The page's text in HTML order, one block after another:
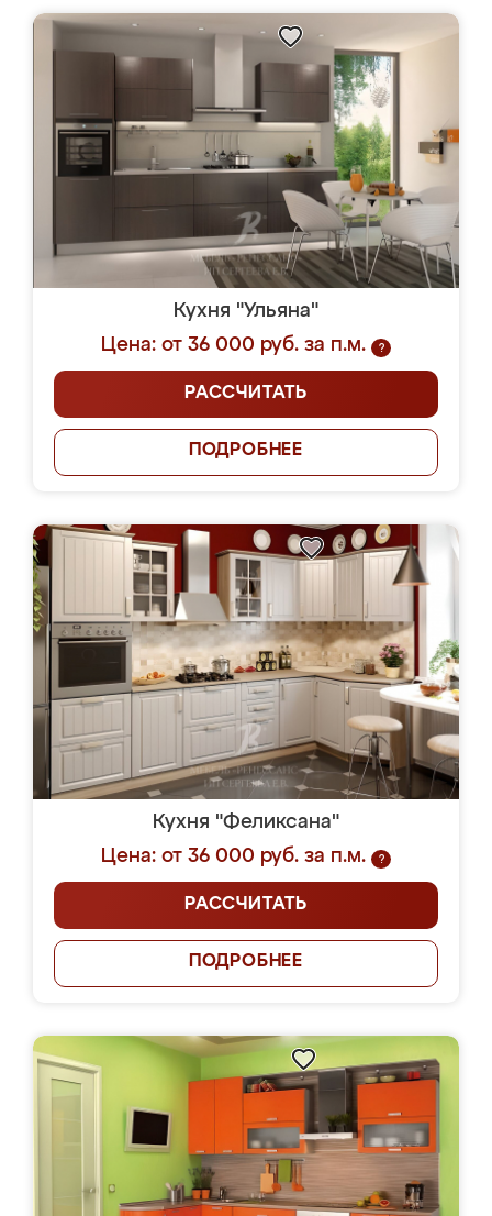
Кухня "Ульяна"
Цена: от 36 000 руб. за п.м.
?
РАССЧИТАТЬ
ПОДРОБНЕЕ
Кухня "Феликсана"
Цена: от 36 000 руб. за п.м.
?
РАССЧИТАТЬ
ПОДРОБНЕЕ